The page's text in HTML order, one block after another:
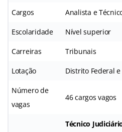
Cargos Analista e
Escolaridade Nível superior
Carreiras Tribunais
Lotação Distrito Federal
Número de
vagas
46 cargos vagos
Técnico